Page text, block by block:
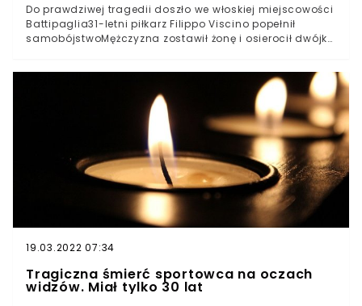
Do prawdziwej tragedii doszło we włoskiej miejscowości
Battipaglia31-letni piłkarz Filippo Viscino popełnił
samobójstwoMężczyzna zostawił żonę i osierocił dwójkę
młodego włoskiego piłkarza, wstrząsnęły kibicami.
Filippo Viscido, 31-letni zawodnik, odebrał sobie życie w
rodzinnej miejscowości Battipaglia. Zostawił żonę, oraz
19.03.2022 07:34
Tragiczna śmierć sportowca na oczach
widzów. Miał tylko 30 lat